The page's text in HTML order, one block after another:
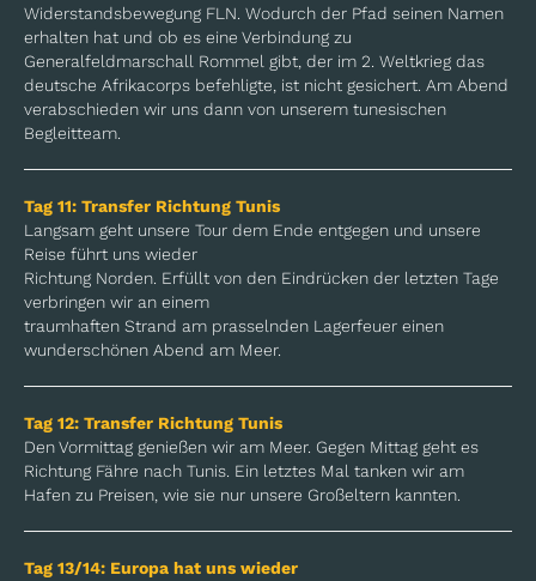
Widerstandsbewegung FLN. Wodurch der Pfad seinen Namen
erhalten hat und ob es eine Verbindung zu
Generalfeldmarschall Rommel gibt, der im 2. Weltkrieg das
deutsche Afrikacorps befehligte, ist nicht gesichert. Am Abend
verabschieden wir uns dann von unserem tunesischen
Begleitteam.
Tag 11: Transfer Richtung Tunis
Langsam geht unsere Tour dem Ende entgegen und unsere
Reise führt uns wieder
Richtung Norden. Erfüllt von den Eindrücken der letzten Tage
verbringen wir an einem
traumhaften Strand am prasselnden Lagerfeuer einen
wunderschönen Abend am Meer.
Tag 12: Transfer Richtung Tunis
Den Vormittag genießen wir am Meer. Gegen Mittag geht es
Richtung Fähre nach Tunis. Ein letztes Mal tanken wir am
Hafen zu Preisen, wie sie nur unsere Großeltern kannten.
Tag 13/14: Europa hat uns wieder